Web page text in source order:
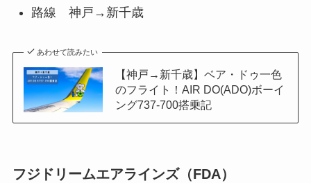
路線 神戸→新千歳
あわせて読みたい
【神戸→新千歳】ベア・ドゥ一色
のフライト！AIR DO(ADO)ボーイ
ング737-700搭乗記
フジドリームエアラインズ（FDA）